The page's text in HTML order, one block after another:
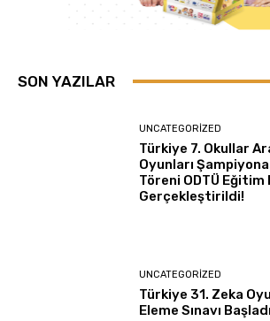
SON YAZILAR
UNCATEGORIZED
Türkiye 7. Okullar
Oyunları
Töreni ODTÜ Eğitim
Gerçekleştirildi!
UNCATEGORIZED
Türkiye 31. Zeka
Eleme Sınavı